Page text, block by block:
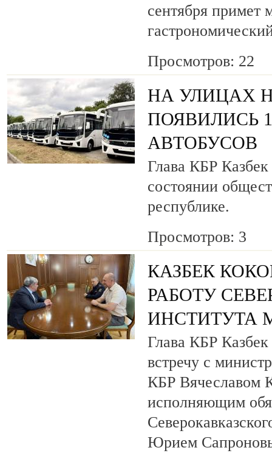
сентября примет
Просмотров: 22
НА УЛИЦАХ
ПОЯВИЛИСЬ
АВТОБУСОВ
Глава КБР
состоянии
республике.
Просмотров: 3
КАЗБЕК
РАБОТУ
ИНСТИТУТА
Глава КБР
встречу с
КБР Вячеславом
исполняющим
Юрием